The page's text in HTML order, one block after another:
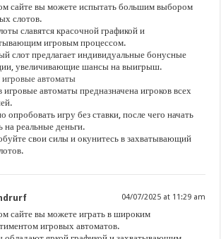
сайте вы можете испытать большим выбором
слотов.
славятся красочной графикой и
игровым процессом.
слот предлагает индивидуальные бонусные
увеличивающие шансы на выигрыш.
автоматы
игровые автоматы предназначена игроков всех
опробовать игру без ставки, после чего начать
на реальные деньги.
свои силы и окунитесь в захватывающий
04/07/2025 at 11:29 am
сайте вы можете играть в широким
игровых автоматов.